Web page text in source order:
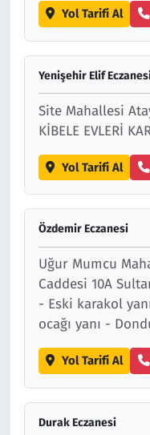
Yol Tarifi Al
Yenişehir Elif
Site Mahallesi
KİBELE EVLERİ
Yol Tarifi Al
Özdemir Eczanesi
Uğur Mumcu
Caddesi 10A
- Eski karakol
ocağı yanı -
Yol Tarifi Al
Durak Eczanesi